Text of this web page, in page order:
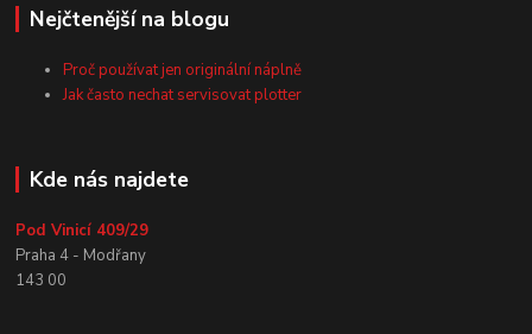
Nejčtenější na blogu
Proč používat jen originální náplně
Jak často nechat servisovat plotter
Kde nás najdete
Pod Vinicí 409/29
Praha 4 - Modřany
143 00